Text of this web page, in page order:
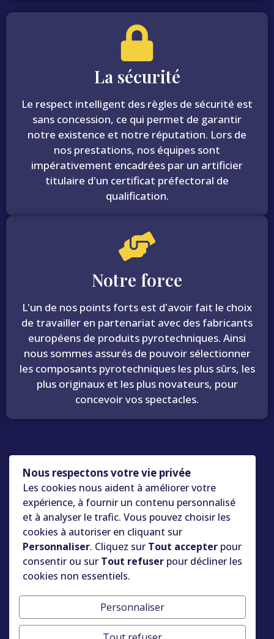
La sécurité
Le respect intelligent des règles de sécurité est
sans concession, ce qui permet de garantir
notre existence et notre réputation. Lors de
nos prestations, nos équipes sont
impérativement encadrées par un artificier
titulaire d'un certificat préfectoral de
qualification.
Notre force
L'un de nos points forts est d'avoir fait le choix
de travailler en partenariat avec des fabricants
européens de produits pyrotechniques. Ainsi
nous sommes assurés de pouvoir sélectionner
les composants pyrotechniques les plus sûrs, les
plus originaux et les plus novateurs, pour
concevoir vos spectacles.
84, route de Fontfroide
38550 CHEYSSIEU France
Nous respectons votre vie privée
Les cookies nous aident à améliorer votre
expérience, à fournir un contenu personnalisé
et à analyser le trafic. Vous pouvez choisir les
cookies à autoriser en cliquant sur
Personnaliser. Cliquez sur Tout accepter pour
consentir ou sur Tout refuser pour décliner les
cookies non essentiels.
Personnaliser